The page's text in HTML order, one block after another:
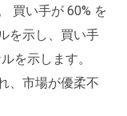
買い手が 60% を
を示し、買い手
を示します。
、市場が優柔不